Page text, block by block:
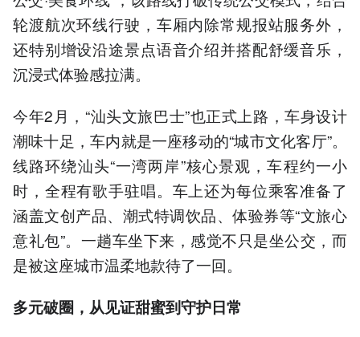
轮渡航次环线行驶，车厢内除常规报站服务外，
还特别增设沿途景点语音介绍并搭配舒缓音乐，
沉浸式体验感拉满。
今年2月，“汕头文旅巴士”也正式上路，车身设计
潮味十足，车内就是一座移动的“城市文化客厅”。
线路环绕汕头“一湾两岸”核心景观，车程约一小
时，全程有歌手驻唱。车上还为每位乘客准备了
涵盖文创产品、潮式特调饮品、体验券等“文旅心
意礼包”。一趟车坐下来，感觉不只是坐公交，而
是被这座城市温柔地款待了一回。
多元破圈，从见证甜蜜到守护日常